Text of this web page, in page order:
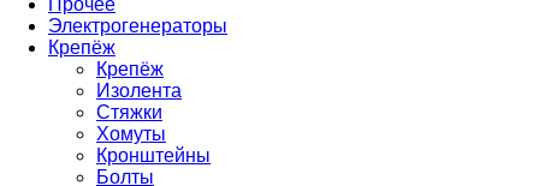
Прочее
Электрогенераторы
Крепёж
Крепёж
Изолента
Стяжки
Хомуты
Кронштейны
Болты